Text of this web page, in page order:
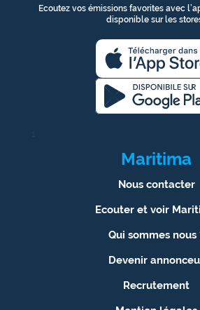
Ecoutez vos émissions favorites avec
disponible sur les
1
Maritima
Nous contacter
Ecouter et voir
Qui sommes nous
Devenir
Recrutement